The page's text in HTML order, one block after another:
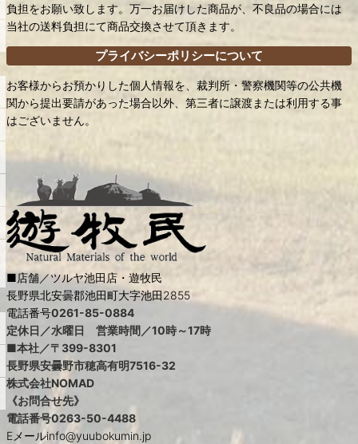
負担をお願い致します。万一お届けした商品が、不良品の場合には
当社の送料負担にて商品交換させて頂きます。
プライバシーポリシーについて
お客様からお預かりした個人情報を、裁判所・警察機関等の公共機
関から提出要請があった場合以外、第三者に譲渡または利用する事
はございません。
■店舗／ツルヤ池田店・遊牧民
長野県北安曇郡池田町大字池田2855
電話番号0261-85-0884
定休日／水曜日 営業時間／10時～17時
■本社／〒399-8301
長野県安曇野市穂高有明7516-32
株式会社NOMAD
《お問合せ先》
電話番号0263-50-4488
Eメールinfo@yuubokumin.jp